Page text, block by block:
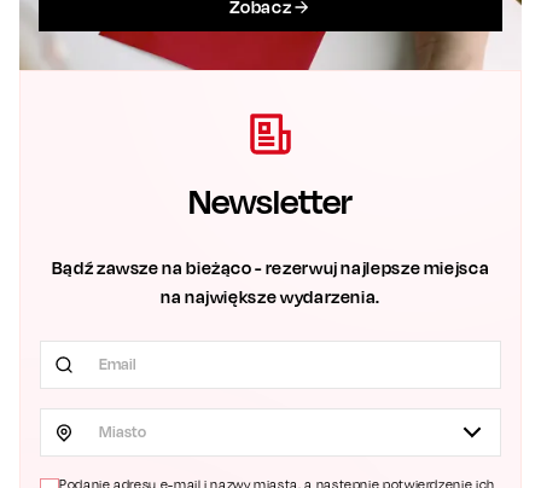
Zobacz
Newsletter
Bądź zawsze na bieżąco - rezerwuj najlepsze miejsca
na największe wydarzenia.
Miasto
Podanie adresu e-mail i nazwy miasta, a następnie potwierdzenie ich